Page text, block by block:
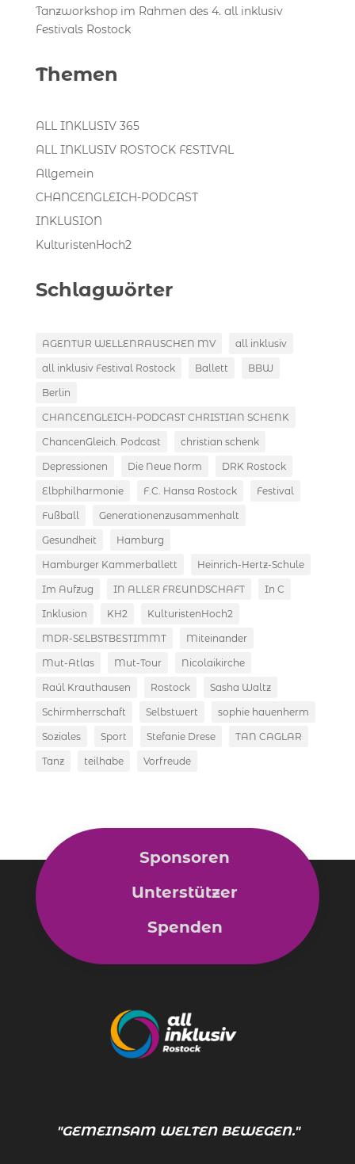
Tanzworkshop im Rahmen des 4. all inklusiv
Festivals Rostock
Themen
ALL INKLUSIV 365
ALL INKLUSIV ROSTOCK FESTIVAL
Allgemein
CHANCENGLEICH-PODCAST
INKLUSION
KulturistenHoch2
Schlagwörter
AGENTUR WELLENRAUSCHEN MV all inklusiv
all inklusiv Festival Rostock Ballett BBW
Berlin
CHANCENGLEICH-PODCAST CHRISTIAN SCHENK
ChancenGleich. Podcast christian schenk
Depressionen Die Neue Norm DRK Rostock
Elbphilharmonie F.C. Hansa Rostock Festival
Fußball Generationenzusammenhalt
Gesundheit Hamburg
Hamburger Kammerballett Heinrich-Hertz-Schule
Im Aufzug IN ALLER FREUNDSCHAFT In C
Inklusion KH2 KulturistenHoch2
MDR-SELBSTBESTIMMT Miteinander
Mut-Atlas Mut-Tour Nicolaikirche
Raúl Krauthausen Rostock Sasha Waltz
Schirmherrschaft Selbstwert sophie hauenherm
Soziales Sport Stefanie Drese TAN CAGLAR
Tanz teilhabe Vorfreude
Sponsoren
Unterstützer
Spenden
"GEMEINSAM WELTEN BEWEGEN."